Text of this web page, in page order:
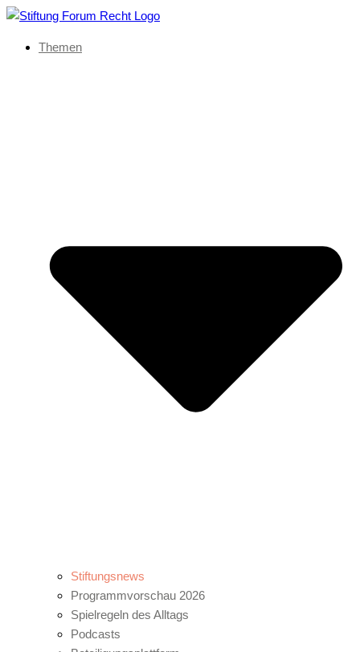
Themen
Stiftungsnews
Programmvorschau 2026
Spielregeln des Alltags
Podcasts